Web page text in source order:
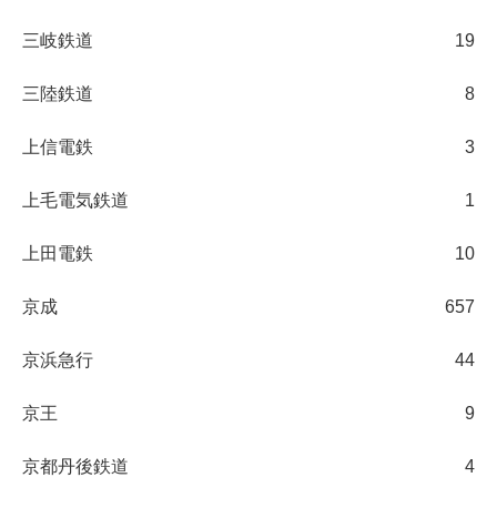
三岐鉄道 19
三陸鉄道 8
上信電鉄 3
上毛電気鉄道 1
上田電鉄 10
京成 657
京浜急行 44
京王 9
京都丹後鉄道 4